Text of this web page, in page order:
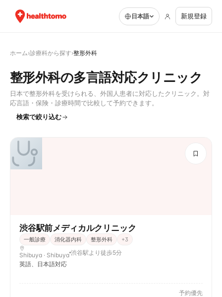
日本語 新規登録
ホーム›診療科から探す›整形外科
整形外科の多言語対応クリニック
日本で整形外科を受けられる、外国人患者に対応したクリニック。対
応言語・保険・診療時間で比較して予約できます。
検索で絞り込む
渋谷駅前メディカルクリニック
一般診療 消化器内科 整形外科 +3
Shibuya · Shibuya 渋谷駅より徒歩5分
英語、日本語対応
予約優先